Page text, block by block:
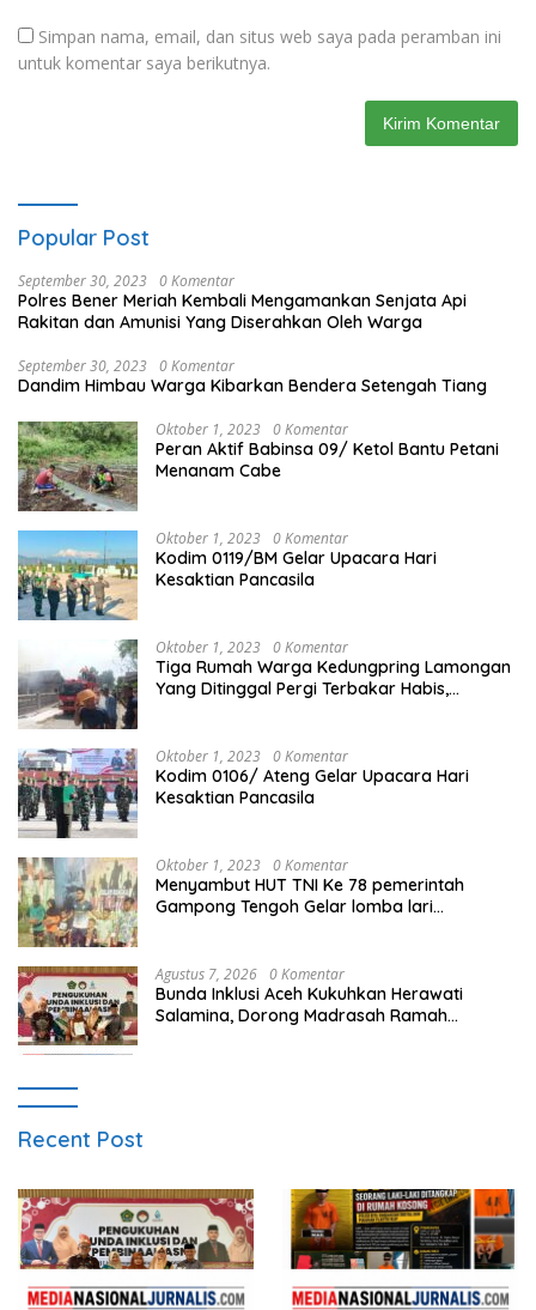
Simpan nama, email, dan situs web saya pada peramban ini
untuk komentar saya berikutnya.
Popular Post
September 30, 2023 0 Komentar
Polres Bener Meriah Kembali Mengamankan Senjata Api
Rakitan dan Amunisi Yang Diserahkan Oleh Warga
September 30, 2023 0 Komentar
Dandim Himbau Warga Kibarkan Bendera Setengah Tiang
Oktober 1, 2023 0 Komentar
Peran Aktif Babinsa 09/ Ketol Bantu Petani
Menanam Cabe
Oktober 1, 2023 0 Komentar
Kodim 0119/BM Gelar Upacara Hari
Kesaktian Pancasila
Oktober 1, 2023 0 Komentar
Tiga Rumah Warga Kedungpring Lamongan
Yang Ditinggal Pergi Terbakar Habis,
Oktober 1, 2023 0 Komentar
Kodim 0106/ Ateng Gelar Upacara Hari
Kesaktian Pancasila
Oktober 1, 2023 0 Komentar
Menyambut HUT TNI Ke 78 pemerintah
Gampong Tengoh Gelar lomba lari
Agustus 7, 2026 0 Komentar
Bunda Inklusi Aceh Kukuhkan Herawati
Salamina, Dorong Madrasah Ramah
Recent Post